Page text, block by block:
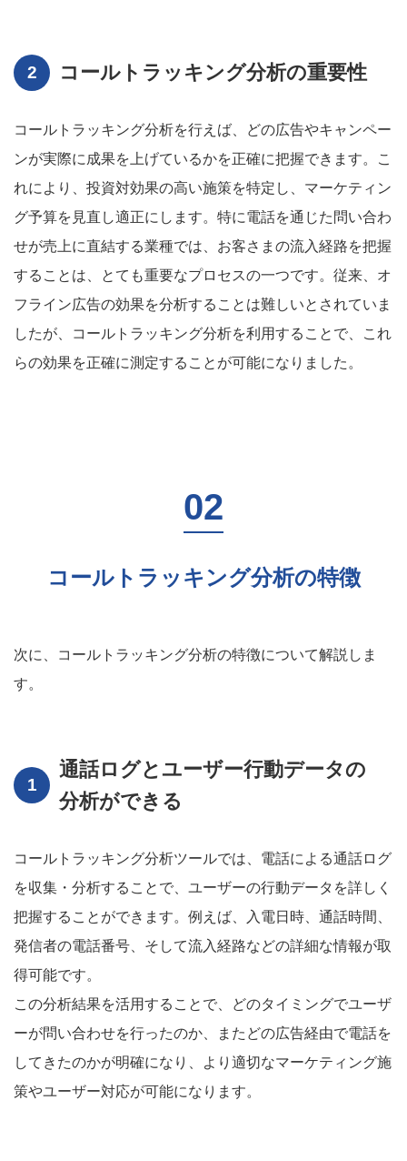
コールトラッキング分析の重要性
コールトラッキング分析を行えば、どの広告やキャンペー
ンが実際に成果を上げているかを正確に把握できます。こ
れにより、投資対効果の高い施策を特定し、マーケティン
グ予算を見直し適正にします。特に電話を通じた問い合わ
せが売上に直結する業種では、お客さまの流入経路を把握
することは、とても重要なプロセスの一つです。従来、オ
フライン広告の効果を分析することは難しいとされていま
したが、コールトラッキング分析を利用することで、これ
らの効果を正確に測定することが可能になりました。
コールトラッキング分析の特徴
次に、コールトラッキング分析の特徴について解説しま
す。
通話ログとユーザー行動データの
分析ができる
コールトラッキング分析ツールでは、電話による通話ログ
を収集・分析することで、ユーザーの行動データを詳しく
把握することができます。例えば、入電日時、通話時間、
発信者の電話番号、そして流入経路などの詳細な情報が取
得可能です。
この分析結果を活用することで、どのタイミングでユーザ
ーが問い合わせを行ったのか、またどの広告経由で電話を
してきたのかが明確になり、より適切なマーケティング施
策やユーザー対応が可能になります。